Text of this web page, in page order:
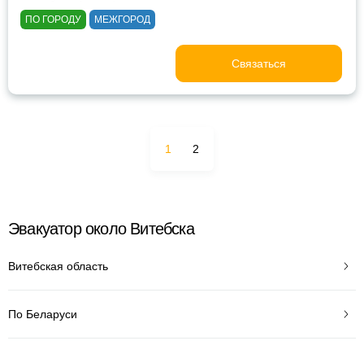
ПО ГОРОДУ МЕЖГОРОД
Связаться
1 2
Эвакуатор около Витебска
Витебская область
По Беларуси